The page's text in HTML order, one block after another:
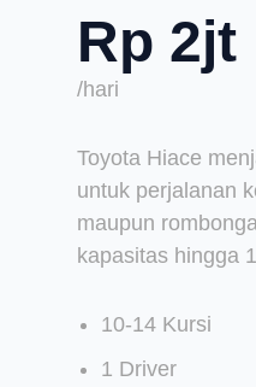
Rp 2jt
/hari
Toyota Hiace
untuk perjalanan
maupun
kapasitas hingga
10-14 Kursi
1 Driver